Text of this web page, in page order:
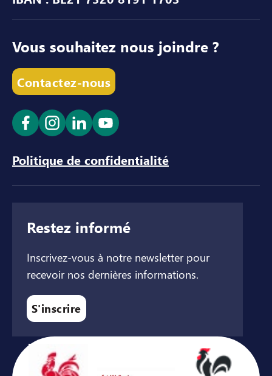
Vous souhaitez nous joindre ?
Contactez-nous
Ouvrir le lien dans un nouvel onglet
Ouvrir le lien dans un nouvel onglet
Ouvrir le lien dans un nouvel
Ouvrir le lien dans un
Politique de confidentialité
Restez informé
Inscrivez-vous à notre newsletter pour
recevoir nos dernières informations.
S'inscrire
Avec le soutien de ...